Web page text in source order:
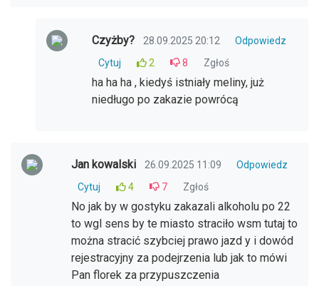
Czyżby? 28.09.2025 20:12
Odpowiedz
Cytuj
2 8 Zgłoś
ha ha ha , kiedyś istniały meliny, już
niedługo po zakazie powrócą
Jan kowalski 26.09.2025 11:09
Odpowiedz
Cytuj
4 7 Zgłoś
No jak by w gostyku zakazali alkoholu po 22
to wgl sens by te miasto straciło wsm tutaj to
można stracić szybciej prawo jazd y i dowód
rejestracyjny za podejrzenia lub jak to mówi
Pan florek za przypuszczenia